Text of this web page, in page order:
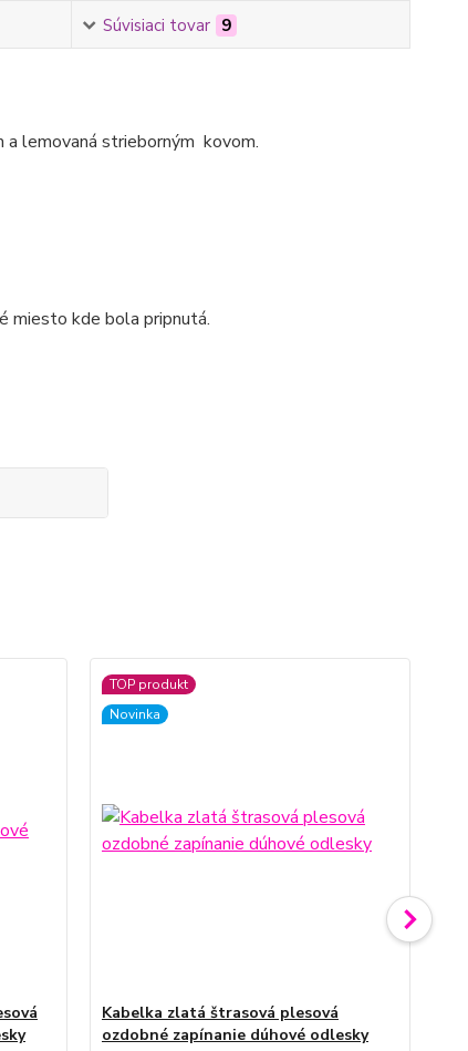
Súvisiaci tovar 9
a lemovaná strieborným kovom.
miesto kde bola pripnutá.
TOP produkt
Novinka
Kabelka zlatá štrasová plesová
ozdobné zapínanie dúhové odlesky